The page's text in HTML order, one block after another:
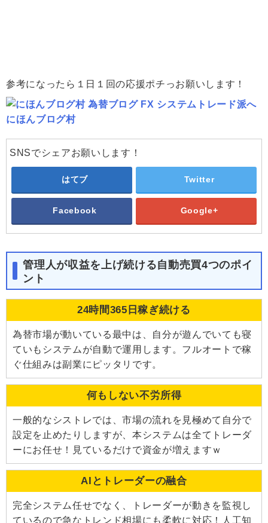
参考になったら１日１回の応援ポチっお願いします！
にほんブログ村
SNSでシェアお願いします！
はてブ Twitter
Facebook Google+
管理人が収益を上げ続ける自動売買4つのポイ
ント
24時間365日稼ぎ続ける
為替市場が動いている最中は、自分が遊んでいても寝
ていもシステムが自動で運用します。フルオートで稼
ぐ仕組みは副業にピッタリです。
何もしない不労所得
一般的なシストレでは、市場の流れを見極めて自分で
設定を止めたりしますが、本システムは全てトレーダ
ーにお任せ！見ているだけで資金が増えますｗ
AIとトレーダーの融合
完全システム任せでなく、トレーダーが動きを監視し
ているので急なトレンド相場にも柔軟に対応！人工知